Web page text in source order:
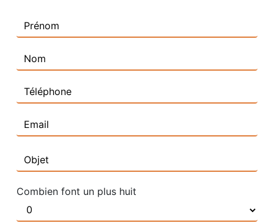
Combien font un plus huit